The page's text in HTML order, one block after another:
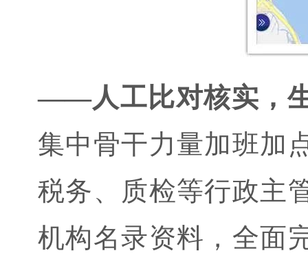
——人工比对核实，
集中骨干力量加班加
税务、质检等行政主
机构名录资料，全面